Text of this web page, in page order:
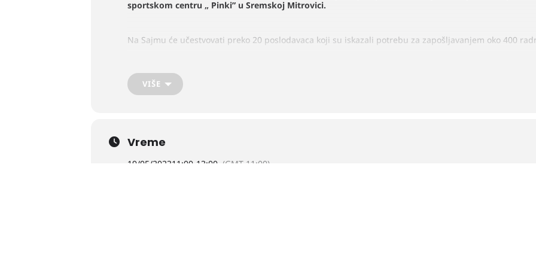
sportskom centru „ Pinki” u Sremskoj Mitrovici.
Na Sajmu će učestvovati preko 20 poslodavaca koji su iskazali potrebu za zapošljavanjem oko 400
Na štandu Nacionalne službe za zapošljavanje nezaposleni i poslodavci moći će da dobiju sve
za podsticanje zapošljavanja.
VIŠE
Vreme
19/05/202311:00 13:00 (GMT-11:00)